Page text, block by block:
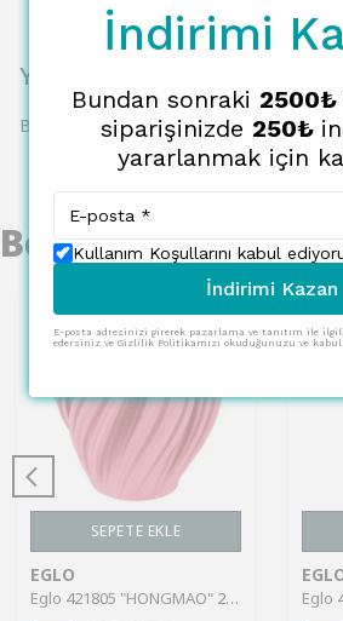
Yorumlar
Bu ürün için henüz yorum yapılmamış.
Benzer Ürünler
SEPETE EKLE
EGLO
Eglo 421805 "HONGMAO" 20,5 Cm Yüksekliğinde Pembe Seramik Vazo
İndirimi
Bundan sonraki 2500₺
siparişinizde 250₺
yararlanmak için
Kullanım Koşullarını kabul
İndirimi Kazan
E-posta adresinizi girerek pazarlama ve tanıtım ile
edersiniz ve Gizlilik Politikamızı okuduğunuzu ve